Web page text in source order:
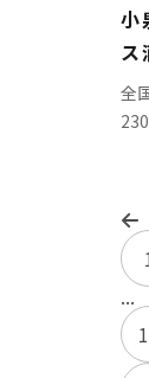
小
ス
全
...